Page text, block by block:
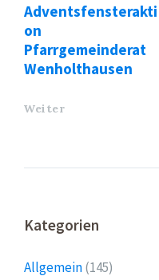
Adventsfensterakti
on
Pfarrgemeinderat
Wenholthausen
Weiter
Kategorien
Allgemein(145)